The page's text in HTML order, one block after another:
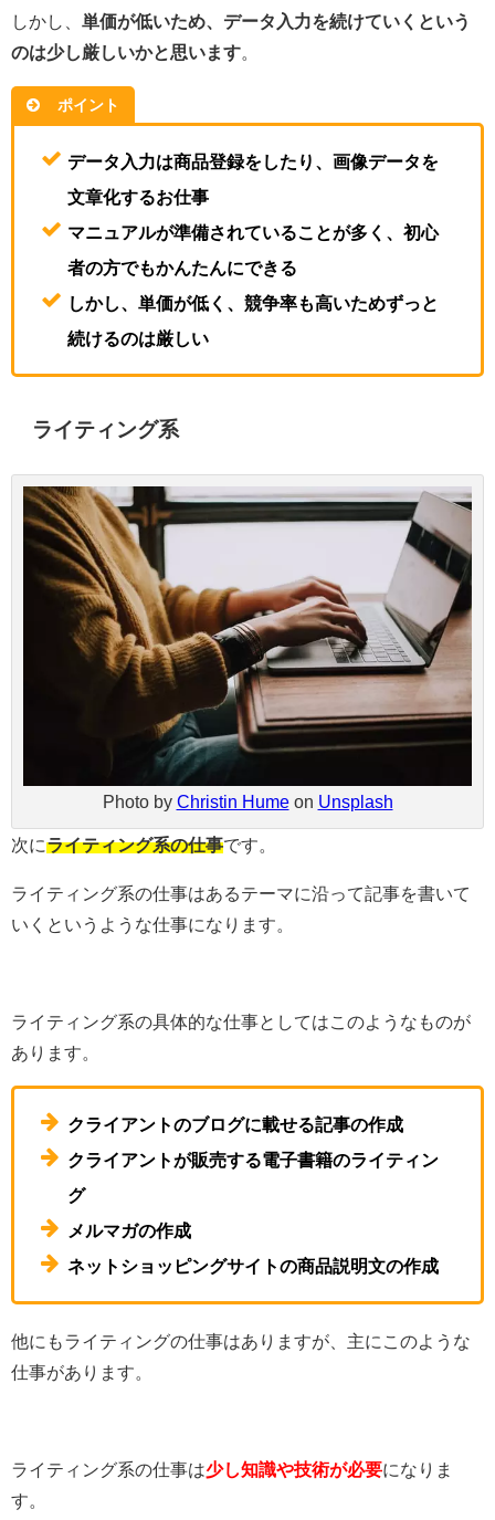
しかし、 単価が低いため、データ入力を続けていくという
のは少し厳しいかと思います
ポイント
データ入力は商品登録をしたり、画像データを
文章化するお仕事
マニュアルが準備されていることが多く、初心
者の方でもかんたんにできる
しかし、単価が低く、競争率も高いためずっと
続けるのは厳しい
ライティング系
Photo by Christin Humeon Unsplash
次にライティング系の仕事です。
ライティング系の仕事はあるテーマに沿って記事を書いて
いくというような仕事になります。
ライティング系の具体的な仕事としてはこのようなものが
あります。
クライアントのブログに載せる記事の作成
クライアントが販売する電子書籍のライティン
グ
メルマガの作成
ネットショッピングサイトの商品説明文の作成
他にもライティングの仕事はありますが、主にこのような
仕事があります。
ライティング系の仕事は少し知識や技術が必要になりま
す。